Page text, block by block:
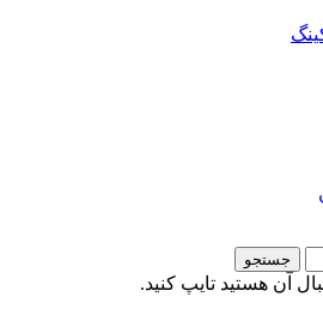
جستجو
آن هستید تایپ کنید.